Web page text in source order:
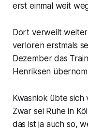
erst einmal weit
Dort verweilt weiter
verloren erstmals
Dezember das
Henriksen
Kwasniok übte sich
Zwar sei Ruhe in
das ist ja auch so,